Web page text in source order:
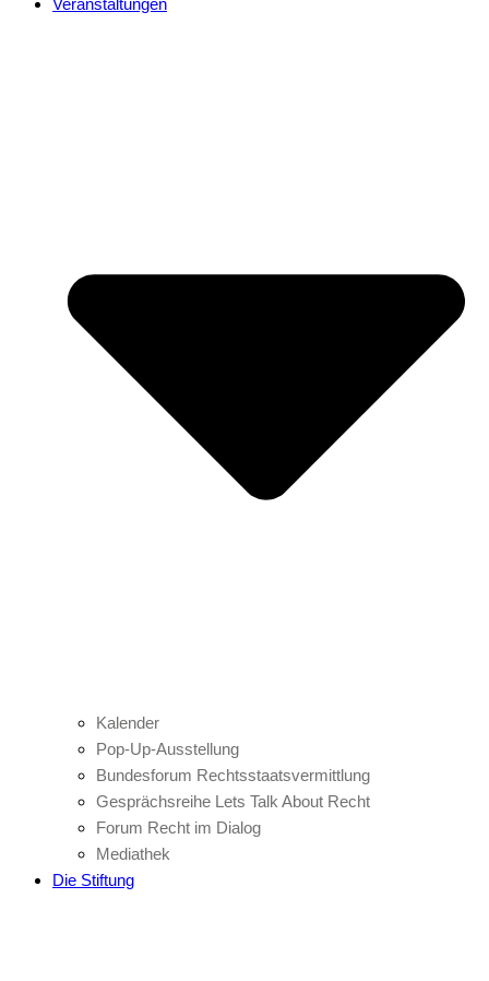
Veranstaltungen
Kalender
Pop-Up-Ausstellung
Bundesforum Rechtsstaatsvermittlung
Gesprächsreihe Lets Talk About Recht
Forum Recht im Dialog
Mediathek
Die Stiftung